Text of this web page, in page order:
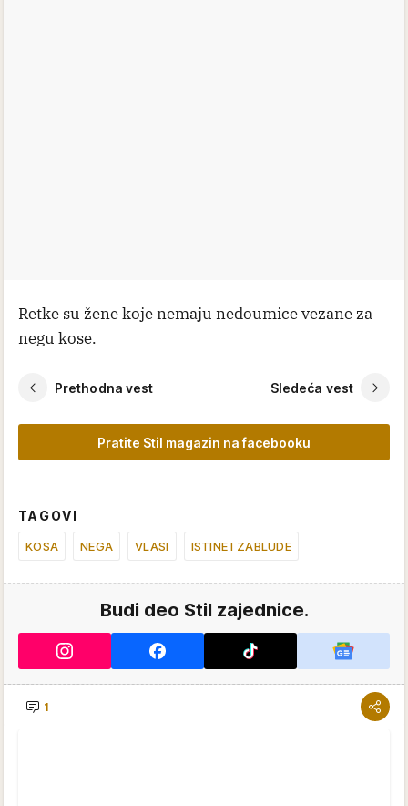
Retke su žene koje nemaju nedoumice vezane za
negu kose.
Prethodna vest Sledeća vest
Pratite Stil magazin na facebooku
TAGOVI
KOSA NEGA VLASI ISTINE I ZABLUDE
Budi deo Stil zajednice.
1